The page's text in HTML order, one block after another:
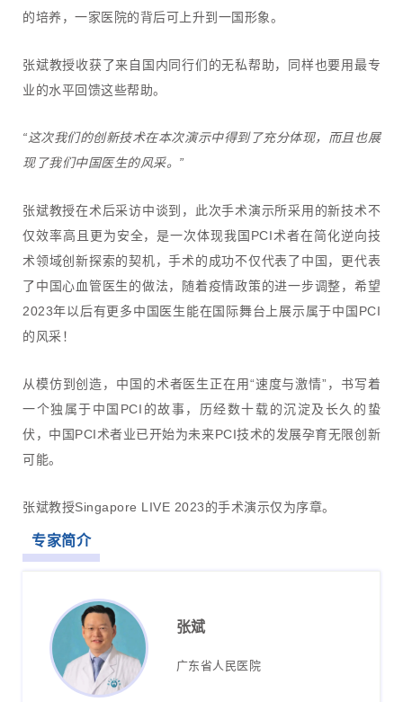
的培养，一家医院的背后可上升到一国形象。
张斌教授收获了来自国内同行们的无私帮助，同样也要用最专
业的水平回馈这些帮助。
“这次我们的创新技术在本次演示中得到了充分体现，而且也展
现了我们中国医生的风采。”
张斌教授在术后采访中谈到，此次手术演示所采用的新技术不
仅效率高且更为安全，是一次体现我国PCI术者在简化逆向技
术领域创新探索的契机，手术的成功不仅代表了中国，更代表
了中国心血管医生的做法，随着疫情政策的进一步调整，希望
2023年以后有更多中国医生能在国际舞台上展示属于中国PCI
的风采！
从模仿到创造，中国的术者医生正在用“速度与激情”，书写着
一个独属于中国PCI的故事，历经数十载的沉淀及长久的蛰
伏，中国PCI术者业已开始为未来PCI技术的发展孕育无限创新
可能。
张斌教授Singapore LIVE 2023的手术演示仅为序章。
专家简介
张斌
广东省人民医院